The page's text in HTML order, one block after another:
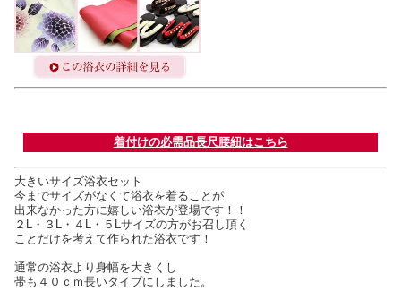
着付けの必需品長尺腰紐はこちら
大きいサイズ浴衣セット
今までサイズがなくて浴衣を着ることが
出来なかった方に嬉しい浴衣が登場です！！
２L・３L・４L・５Lサイズの方がお召し頂く
ことだけを考えて作られた浴衣です！
通常の浴衣より身幅を大きくし
帯も４０ｃｍ長いタイプにしました。